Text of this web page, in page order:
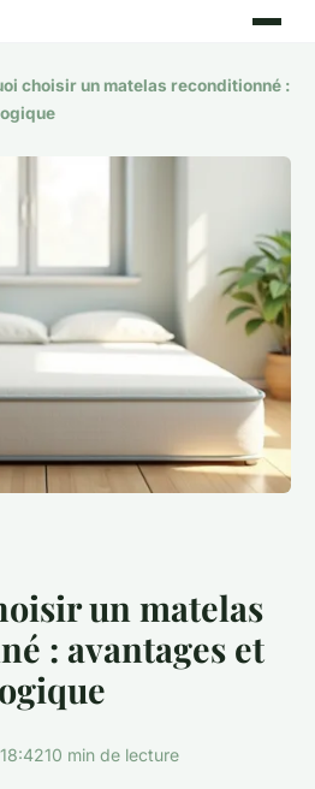
choisir un matelas reconditionné :
un matelas
: avantages et
10 min de lecture